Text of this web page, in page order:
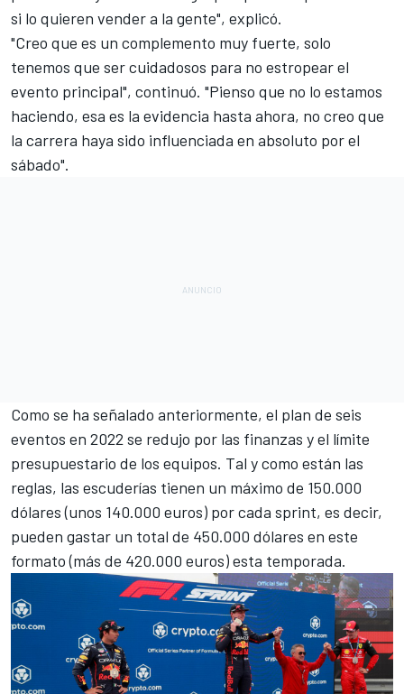
si lo quieren vender a la gente", explicó.
"Creo que es un complemento muy fuerte, solo
tenemos que ser cuidadosos para no estropear el
evento principal", continuó. "Pienso que no lo estamos
haciendo, esa es la evidencia hasta ahora, no creo que
la carrera haya sido influenciada en absoluto por el
sábado".
Como se ha señalado anteriormente, el plan de seis
eventos en 2022 se redujo por las finanzas y el límite
presupuestario de los equipos. Tal y como están las
reglas, las escuderías tienen un máximo de 150.000
dólares (unos 140.000 euros) por cada sprint, es decir,
pueden gastar un total de 450.000 dólares en este
formato (más de 420.000 euros) esta temporada.